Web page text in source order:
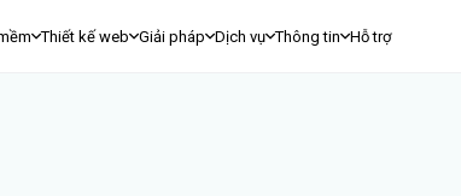
Thiết kế web Giải pháp Dịch vụ Thông tin Hỗ trợ